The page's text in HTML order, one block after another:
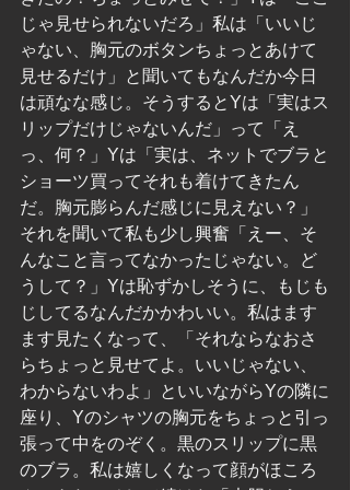
じゃ見せられないだろ」私は「いいじ
ゃない、胸元のボタンちょっとあけて
見せるだけ」と聞いてもなんだか今日
は頑なな感じ。そうするとYは「実はス
リップだけじゃないんだ」って「え
っ、何？」Yは「実は、ネットでブラと
ショーツ買ってそれも着けてきたん
だ。胸元膨らんだ感じに見えない？」
それを聞いて私も少し興奮「えー、そ
んなこと言ってなかったじゃない。ど
うして？」Yは恥ずかしそうに、もじも
じしてるなんだかかわいい。私はます
ます見たくなって、「それならなおさ
らちょっと見せてよ。いいじゃない、
わからないわよ」といいながらYの隣に
座り、Yのシャツの胸元をちょっと引っ
張って中をのぞく。黒のスリップに黒
のブラ。私は嬉しくなって顔がほころ